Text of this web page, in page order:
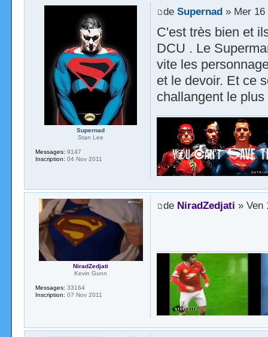
de Supernad » Mer 16
C'est très bien et
DCU . Le
vite les
et le devoir. Et ce
challangent le
Supernad
Stan Lee
Messages: 9147
Inscription: 04 Nov 2011
de NiradZedjati » Ven
NiradZedjati
Kevin Gunn
Messages: 33164
Inscription: 07 Nov 2011